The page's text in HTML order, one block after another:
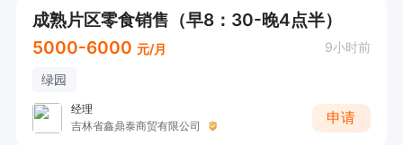
成熟片区零食销售（早8：30-晚4点半）
5000-6000 元/月 9小时前
绿园
经理
吉林省鑫鼎泰商贸有限公司
申请